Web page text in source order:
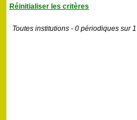
Réinitialiser les critères
Toutes institutions - 0 périodiques sur